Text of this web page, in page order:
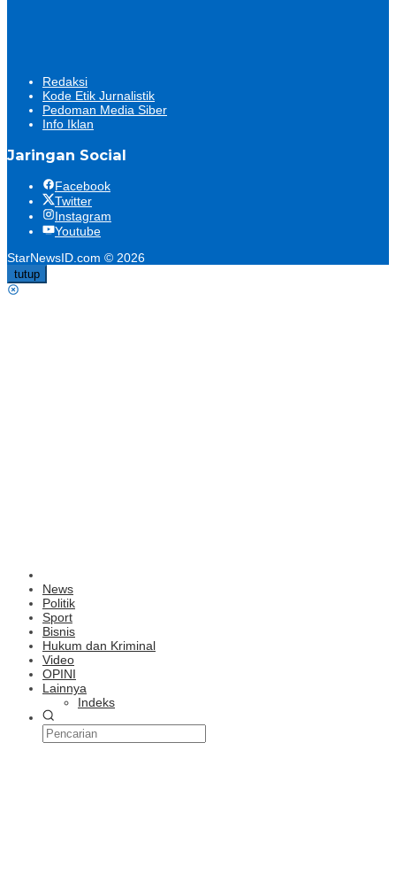
Redaksi
Kode Etik Jurnalistik
Pedoman Media Siber
Info Iklan
Jaringan Social
Facebook
Twitter
Instagram
Youtube
StarNewsID.com © 2026
tutup
News
Politik
Sport
Bisnis
Hukum dan Kriminal
Video
OPINI
Lainnya
Indeks